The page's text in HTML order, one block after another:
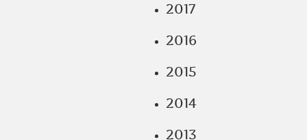
2017
2016
2015
2014
2013